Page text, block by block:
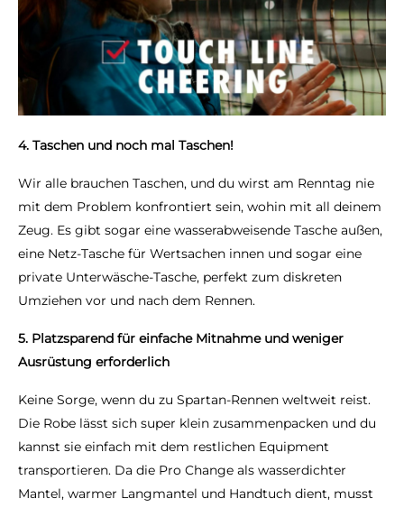
4. Taschen und noch mal Taschen!
Wir alle brauchen Taschen, und du wirst am Renntag nie
mit dem Problem konfrontiert sein, wohin mit all deinem
Zeug. Es gibt sogar eine wasserabweisende Tasche außen,
eine Netz-Tasche für Wertsachen innen und sogar eine
private Unterwäsche-Tasche, perfekt zum diskreten
Umziehen vor und nach dem Rennen.
5. Platzsparend für einfache Mitnahme und weniger
Ausrüstung erforderlich
Keine Sorge, wenn du zu Spartan-Rennen weltweit reist.
Die Robe lässt sich super klein zusammenpacken und du
kannst sie einfach mit dem restlichen Equipment
transportieren. Da die Pro Change als wasserdichter
Mantel, warmer Langmantel und Handtuch dient, musst